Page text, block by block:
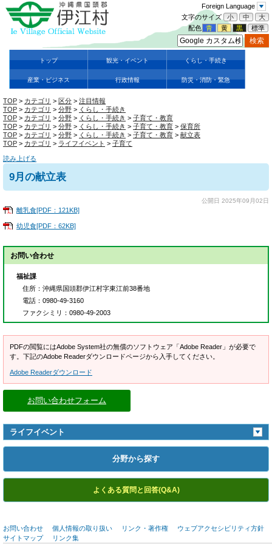
Foreign Language
文字のサイズ
小 中
大
配色 青 黄 黒 標準
トップ 観光・イベント くらし・手続き
産業・ビジネス 行政情報 防災・消防・緊急
TOP > カテゴリ > 区分 > 注目情報
TOP > カテゴリ > 分野 > くらし・手続き
TOP > カテゴリ > 分野 > くらし・手続き > 子育て・教育
TOP > カテゴリ > 分野 > くらし・手続き > 子育て・教育 > 保育所
TOP > カテゴリ > 分野 > くらし・手続き > 子育て・教育 > 献立表
TOP > カテゴリ > ライフイベント > 子育て
読み上げる
9月の献立表
公開日 2025年09月02日
離乳食[PDF：121KB]
幼児食[PDF：62KB]
お問い合わせ
福祉課
住所 ：沖縄県国頭郡伊江村字東江前38番地
電話 ：0980-49-3160
ファクシミリ
：0980-49-2003
PDFの閲覧にはAdobe System社の無償のソフトウェア「Adobe Reader」が必要で
す。下記のAdobe Readerダウンロードページから入手してください。
Adobe Readerダウンロード
お問い合わせフォーム
ライフイベント
分野から探す
よくある質問と回答(Q&A)
お問い合わせ 個人情報の取り扱い リンク・著作権
ウェブアクセシビリティ方針
サイトマップ
リンク集